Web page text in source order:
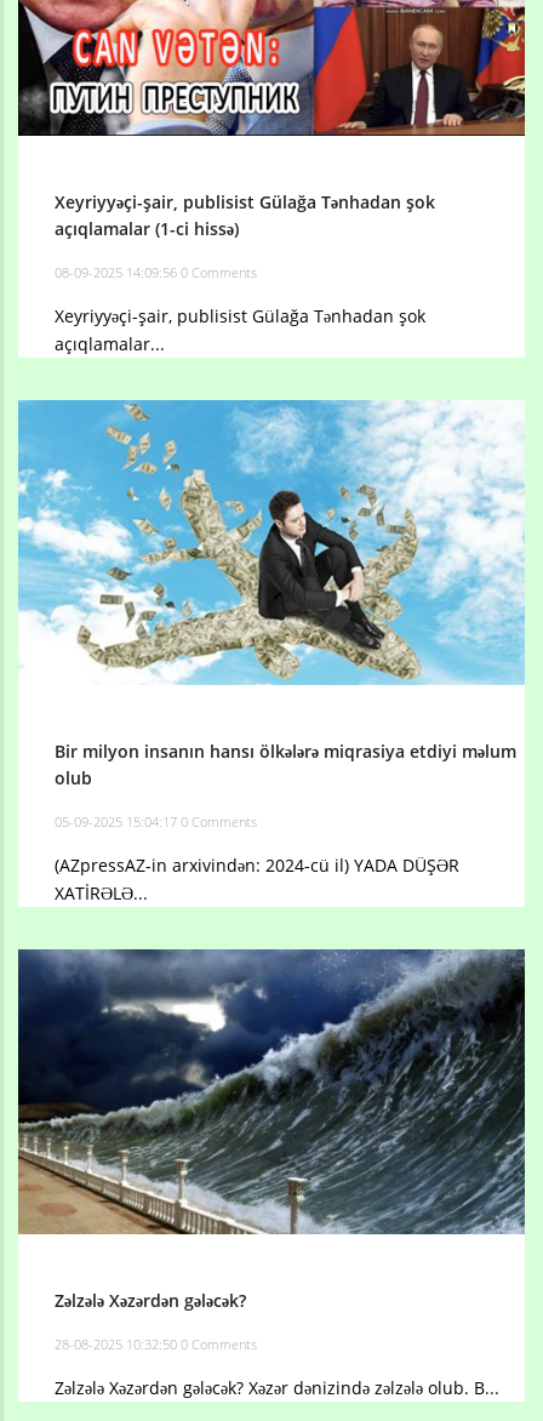
Xeyriyyəçi-şair, publisist Gülağa Tənhadan şok
açıqlamalar (1-ci hissə)
08-09-2025 14:09:56 0 Comments
Xeyriyyəçi-şair, publisist Gülağa Tənhadan şok
açıqlamalar...
Bir milyon insanın hansı ölkələrə miqrasiya etdiyi məlum
olub
05-09-2025 15:04:17 0 Comments
(AZpressAZ-in arxivindən: 2024-cü il) YADA DÜŞƏR
XATİRƏLƏ...
Zəlzələ Xəzərdən gələcək?
28-08-2025 10:32:50 0 Comments
Zəlzələ Xəzərdən gələcək? Xəzər dənizində zəlzələ olub. B...